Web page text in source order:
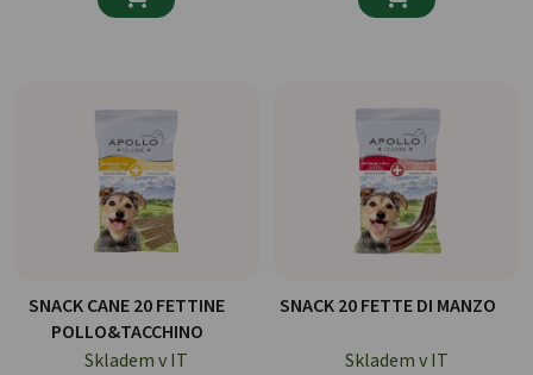
SNACK CANE 20 FETTINE
POLLO&TACCHINO
Skladem v IT
SNACK 20 FETTE DI MANZO
Skladem v IT